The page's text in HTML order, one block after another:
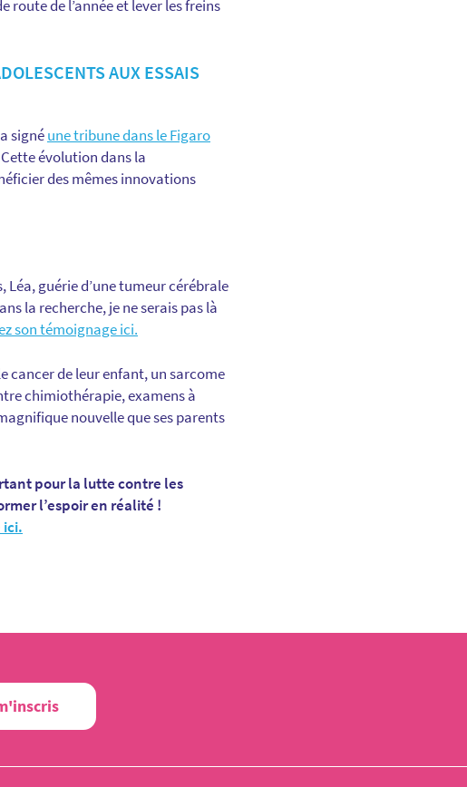
route de l’année et lever les freins
AUX ESSAIS
signéune tribune dans le Figaro
évolution dans la
des mêmes innovations
guérie d’une tumeur cérébrale
la recherche, je ne serais pas là
son témoignage ici.
cancer de leur enfant, un sarcome
chimiothérapie, examens à
nouvelle que ses parents
pour la lutte contre les
l’espoir en réalité !
ici.